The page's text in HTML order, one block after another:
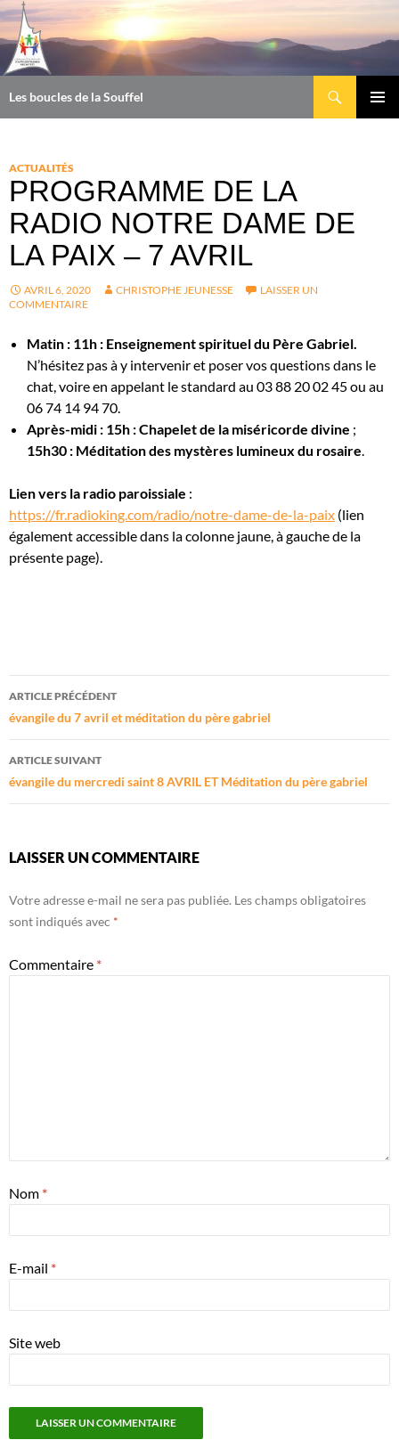
Aller
contenu
Les boucles de la Souffel
ACTUALITÉS
PROGRAMME DE LA
RADIO NOTRE DAME DE
LA PAIX – 7 AVRIL
AVRIL 6, 2020 CHRISTOPHE JEUNESSE
LAISSER UN
COMMENTAIRE
Matin : 11h : Enseignement spirituel du Père Gabriel.
N’hésitez pas à y intervenir et poser vos questions dans le
chat, voire en appelant le standard au 03 88 20 02 45 ou au
06 74 14 94 70.
Après-midi : 15h : Chapelet de la miséricorde divine ;
15h30 : Méditation des mystères lumineux du rosaire.
Lien vers la radio paroissiale :
https://fr.radioking.com/radio/notre-dame-de-la-paix (lien
également accessible dans la colonne jaune, à gauche de la
présente page).
Navigation
des
articles
ARTICLE PRÉCÉDENT
évangile du 7 avril et méditation du père gabriel
ARTICLE SUIVANT
évangile du mercredi saint 8 AVRIL ET Méditation du père gabriel
LAISSER UN COMMENTAIRE
Votre adresse e-mail ne sera pas publiée. Les champs obligatoires
sont indiqués avec *
Commentaire *
Nom *
E-mail *
Site web